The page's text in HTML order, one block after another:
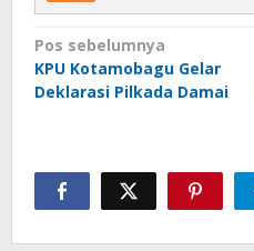
Navigasi
pos
Pos sebelumnya
KPU Kotamobagu Gelar
Deklarasi Pilkada Damai